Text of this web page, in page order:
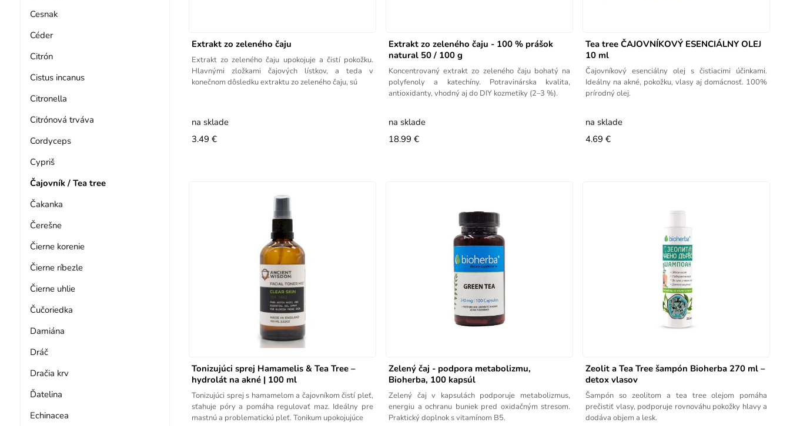
Cesnak
Céder
Citrón
Cistus incanus
Citronella
Citrónová trváva
Cordyceps
Cypriš
Čajovník / Tea tree
Čakanka
Čerešne
Čierne korenie
Čierne ríbezle
Čierne uhlie
Čučoriedka
Damiána
Dráč
Dračia krv
Ďatelina
Echinacea
Extrakt zo zeleného čaju
Extrakt zo zeleného čaju upokojuje a čistí pokožku.
Hlavnými zložkami čajových lístkov, a teda v
konečnom dôsledku extraktu zo zeleného čaju, sú
na sklade
3.49 €
Extrakt zo zeleného čaju - 100 % prášok
natural 50 / 100 g
Koncentrovaný extrakt zo zeleného čaju bohatý na
polyfenoly a katechíny. Potravinárska kvalita,
antioxidanty, vhodný aj do DIY kozmetiky (2–3 %).
na sklade
18.99 €
Tea tree ČAJOVNÍKOVÝ ESENCIÁLNY OLEJ
10 ml
Čajovníkový esenciálny olej s čistiacimi účinkami.
Ideálny na akné, pokožku, vlasy aj domácnosť. 100%
prírodný olej.
na sklade
4.69 €
Tonizujúci sprej Hamamelis & Tea Tree –
hydrolát na akné | 100 ml
Tonizujúci sprej s hamamelom a čajovníkom čistí pleť,
sťahuje póry a pomáha regulovať maz. Ideálny pre
mastnú a problematickú pleť. Tonikum upokojujúce
Zelený čaj - podpora metabolizmu,
Bioherba, 100 kapsúl
Zelený čaj v kapsulách podporuje metabolizmus,
energiu a ochranu buniek pred oxidačným stresom.
Praktický doplnok s vitamínom B5.
Zeolit a Tea Tree šampón Bioherba 270 ml –
detox vlasov
Šampón so zeolitom a tea tree olejom pomáha
prečistiť vlasy, podporuje rovnováhu pokožky hlavy a
dodáva objem a lesk.